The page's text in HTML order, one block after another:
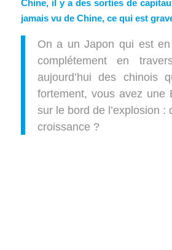
Chine, il y a des sorties de
jamais vu de Chine, ce qui est
On a un Japon qui est
complétement en
aujourd’hui des chinois
fortement, vous avez une
sur le bord de l’explosion :
croissance ?